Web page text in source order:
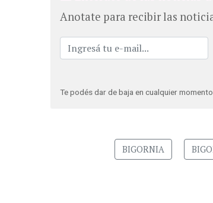
Anotate para recibir las
Te podés dar de baja en cualquier
BIGORNIA